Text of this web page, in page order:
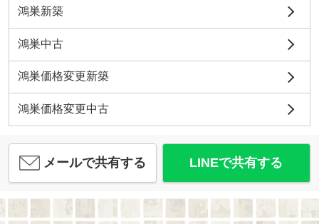
鴻巣新築
鴻巣中古
鴻巣価格変更新築
鴻巣価格変更中古
メールで共有する LINEで共有する